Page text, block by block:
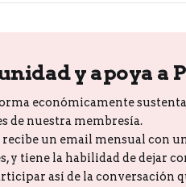
y apoya a
económicamente
de nuestra membresía.
un email mensual con
y tiene la habilidad de dejar
así de la conversación